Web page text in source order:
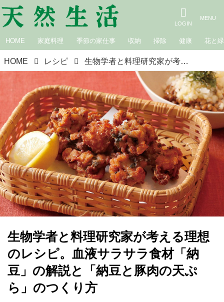
HOME 家庭料理 季節の家仕事 収納 掃除 健康 花と緑
HOME レシピ 生物学者と料理研究家が考える理想のレシピ。血液サラサラ食材「納豆」の解説と「納豆と豚肉の天ぷら」のつくり方
生物学者と料理研究家が考える理想
のレシピ。血液サラサラ食材「納
豆」の解説と「納豆と豚肉の天ぷ
ら」のつくり方